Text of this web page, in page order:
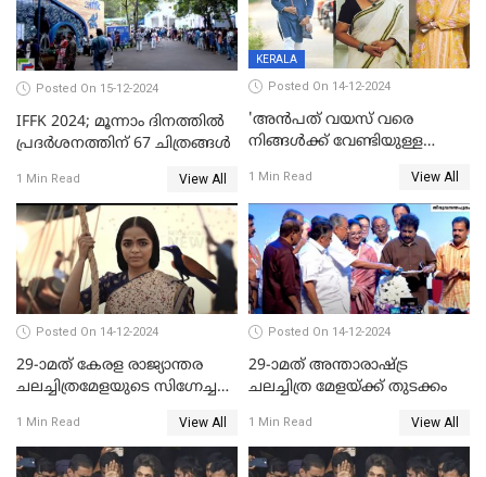
Posted On 15-12-2024
IFFK 2024; മൂന്നാം ദിനത്തില്‍
പ്രദര്‍ശനത്തിന് 67 ചിത്രങ്ങള്‍
1 Min Read View All
KERALA
Posted On 14-12-2024
'അന്‍പത് വയസ് വരെ
നിങ്ങള്‍ക്ക് വേണ്ടിയുള്ള
കൂട്ട് ആവശ്യമുണ്ട്; കല്യാണം
കഴിക്കാമെന്ന് തോന്നി
തുടങ്ങിയിട്ടുണ്ടെന്ന് നിഷ
സാരംഗ്
1 Min Read View All
Posted On 14-12-2024
29-ാമത് കേരള രാജ്യാന്തര
ചലച്ചിത്രമേളയുടെ സിഗ്നേച്ചർ
1 Min Read View All
Posted On 14-12-2024
29-ാമത് അന്താരാഷ്‌ട്ര
ചലച്ചിത്ര മേളയ്‌ക്ക് തുടക്കം
1 Min Read View All